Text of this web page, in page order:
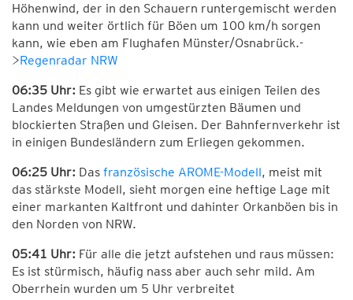
Höhenwind, der in den Schauern runtergemischt werden
kann und weiter örtlich für Böen um 100 km/h sorgen
kann, wie eben am Flughafen Münster/Osnabrück.-
>Regenradar NRW
06:35 Uhr: Es gibt wie erwartet aus einigen Teilen des
Landes Meldungen von umgestürzten Bäumen und
blockierten Straßen und Gleisen. Der Bahnfernverkehr ist
in einigen Bundesländern zum Erliegen gekommen.
06:25 Uhr: Das französische AROME-Modell, meist mit
das stärkste Modell, sieht morgen eine heftige Lage mit
einer markanten Kaltfront und dahinter Orkanböen bis in
den Norden von NRW.
05:41 Uhr: Für alle die jetzt aufstehen und raus müssen:
Es ist stürmisch, häufig nass aber auch sehr mild. Am
Oberrhein wurden um 5 Uhr verbreitet